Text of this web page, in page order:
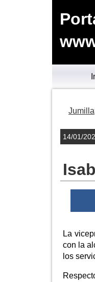
Jumilla
14/01/
La
con la
los